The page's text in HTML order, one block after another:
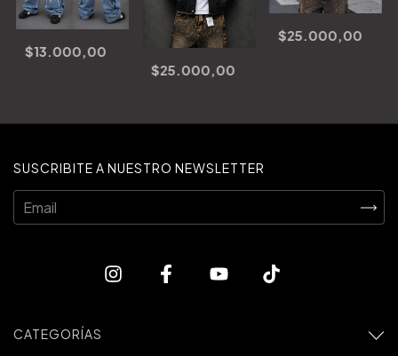
$13.000,00
$25.000,00
$25.000,00
SUSCRIBITE A NUESTRO NEWSLETTER
CATEGORÍAS